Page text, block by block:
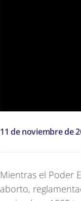
11 de noviembre de
Mientras el Poder
aborto,